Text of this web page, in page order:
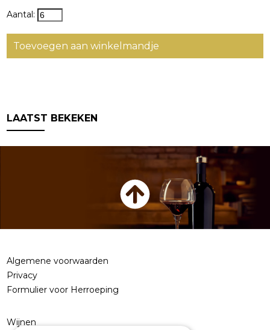
Aantal:
Toevoegen aan winkelmandje
LAATST BEKEKEN
Algemene voorwaarden
Privacy
Formulier voor Herroeping
Wijnen